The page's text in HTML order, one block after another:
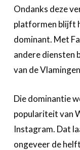
Ondanks deze
platformen blijft
dominant. Met
andere diensten
van de
Die dominantie
populariteit van
Instagram. Dat
ongeveer de